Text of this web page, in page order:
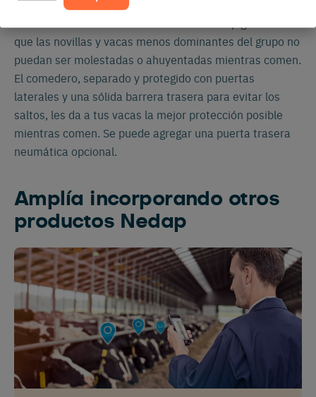
que las novillas y vacas menos dominantes del grupo no
puedan ser molestadas o ahuyentadas mientras comen.
El comedero, separado y protegido con puertas
laterales y una sólida barrera trasera para evitar los
saltos, les da a tus vacas la mejor protección posible
mientras comen. Se puede agregar una puerta trasera
neumática opcional.
Amplía incorporando otros
productos Nedap
Cambia a tu idioma
preferido
Vemos que estás visitando el sitio
web en inglés. ¿Le gustaría cambiar a: